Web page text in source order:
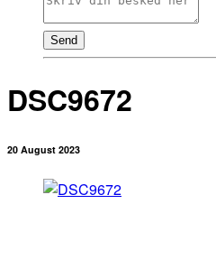
Send
DSC9672
20 August 2023